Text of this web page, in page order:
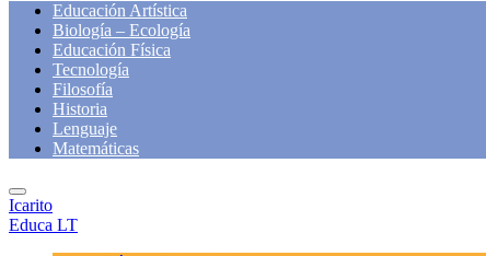
Educación Artística
Biología – Ecología
Educación Física
Tecnología
Filosofía
Historia
Lenguaje
Matemáticas
Icarito
Educa LT